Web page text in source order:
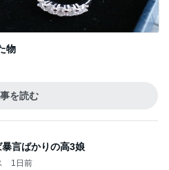
物
を読む
言ばかりの高3娘
1日前